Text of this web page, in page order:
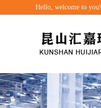
Hello, welcome to you!